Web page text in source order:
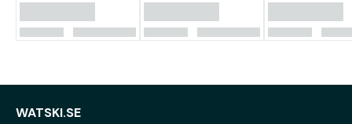
WATSKI.SE